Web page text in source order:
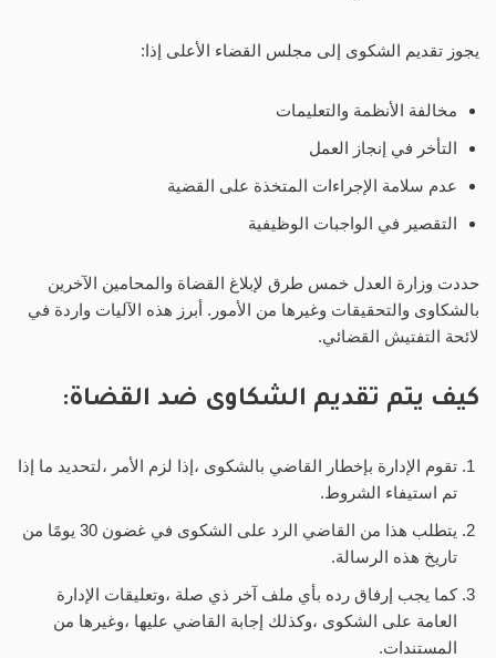
يجوز تقديم الشكوى إلى مجلس القضاء الأعلى إذا:
مخالفة الأنظمة والتعليمات
التأخر في إنجاز العمل
عدم سلامة الإجراءات المتخذة على القضية
التقصير في الواجبات الوظيفية
حددت وزارة العدل خمس طرق لإبلاغ القضاة والمحامين الآخرين
بالشكاوى والتحقيقات وغيرها من الأمور. أبرز هذه الآليات واردة في
لائحة التفتيش القضائي.
كيف يتم تقديم الشكاوى ضد القضاة:
تقوم الإدارة بإخطار القاضي بالشكوى ،إذا لزم الأمر ،لتحديد ما إذا
تم استيفاء الشروط.
يتطلب هذا من القاضي الرد على الشكوى في غضون 30 يومًا من
تاريخ هذه الرسالة.
كما يجب إرفاق رده بأي ملف آخر ذي صلة ،وتعليقات الإدارة
العامة على الشكوى ،وكذلك إجابة القاضي عليها ،وغيرها من
المستندات.